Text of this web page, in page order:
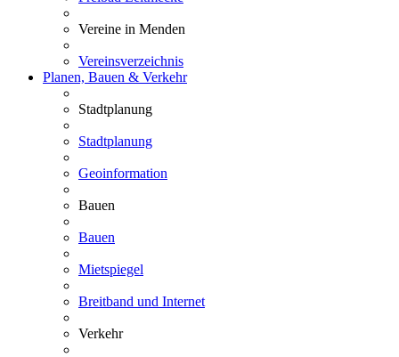
Vereine in Menden
Vereinsverzeichnis
Planen, Bauen & Verkehr
Stadtplanung
Stadtplanung
Geoinformation
Bauen
Bauen
Mietspiegel
Breitband und Internet
Verkehr